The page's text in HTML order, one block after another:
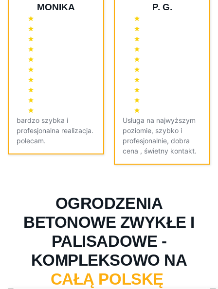
MONIKA
bardzo szybka i
profesjonalna realizacja.
polecam.
P. G.
Usługa na najwyższym
poziomie, szybko i
profesjonalnie, dobra
cena , świetny kontakt.
OGRODZENIA
BETONOWE ZWYKŁE I
PALISADOWE -
KOMPLEKSOWO NA
CAŁĄ POLSKĘ